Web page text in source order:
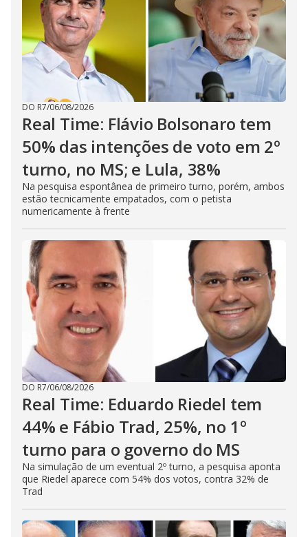
DO R7/06/08/2026
Real Time: Flávio Bolsonaro tem
50% das intenções de voto em 2º
turno, no MS; e Lula, 38%
Na pesquisa espontânea de primeiro turno, porém, ambos
estão tecnicamente empatados, com o petista
numericamente à frente
DO R7/06/08/2026
Real Time: Eduardo Riedel tem
44% e Fábio Trad, 25%, no 1º
turno para o governo do MS
Na simulação de um eventual 2º turno, a pesquisa aponta
que Riedel aparece com 54% dos votos, contra 32% de
Trad